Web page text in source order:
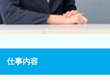
仕事内容